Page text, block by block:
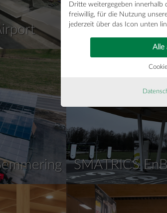
T3
SMATRICS
Dritte weitergegeben innerhalb
freiwillig, für die Nutzung
jederzeit über das Icon unten
Alle